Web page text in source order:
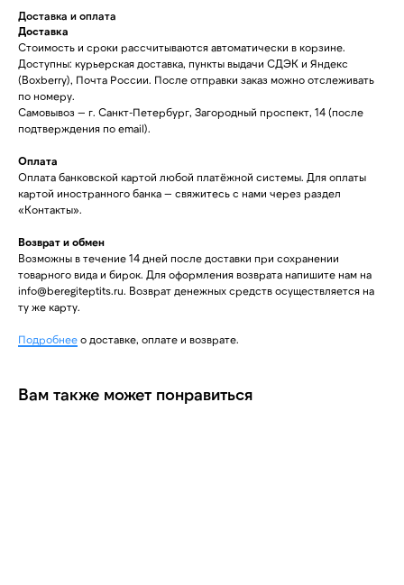
Доставка и оплата
Доставка
Стоимость и сроки рассчитываются автоматически в корзине.
Доступны: курьерская доставка, пункты выдачи СДЭК и Яндекс
(Boxberry), Почта России. После отправки заказ можно отслеживать
по номеру.
Самовывоз — г. Санкт-Петербург, Загородный проспект, 14 (после
подтверждения по email).
Оплата
Оплата банковской картой любой платёжной системы. Для оплаты
картой иностранного банка — свяжитесь с нами через раздел
«Контакты».
Возврат и обмен
Возможны в течение 14 дней после доставки при сохранении
товарного вида и бирок. Для оформления возврата напишите нам на
info@beregiteptits.ru. Возврат денежных средств осуществляется на
ту же карту.
Подробнее о доставке, оплате и возврате.
Вам также может понравиться